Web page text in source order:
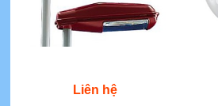
Liên hệ